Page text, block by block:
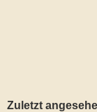
Zuletzt